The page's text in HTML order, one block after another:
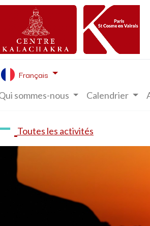
Français
sommes-nous Calendrier
Toutes les activités